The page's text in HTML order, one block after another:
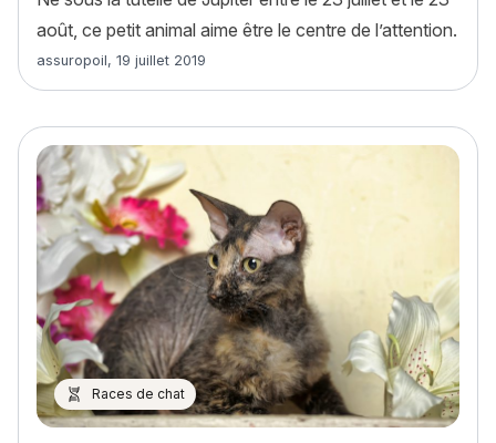
août, ce petit animal aime être le centre de l’attention.
Article rédigé par
assuropoil, 19 juillet 2019
Races de chat